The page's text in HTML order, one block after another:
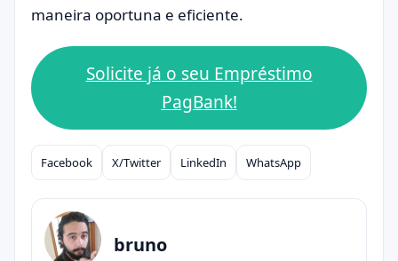
maneira oportuna e eficiente.
Solicite já o seu Empréstimo
PagBank!
Compartilhar
Facebook X/Twitter LinkedIn WhatsApp
bruno